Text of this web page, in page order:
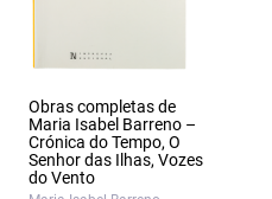
Obras completas de
Maria Isabel Barreno –
Crónica do Tempo, O
Senhor das Ilhas, Vozes
do Vento